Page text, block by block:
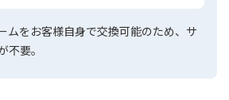
ムをお客様自身で交換可能のため、サ
不要。